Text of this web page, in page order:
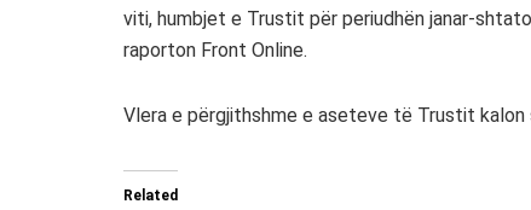
viti, humbjet e Trustit për periudhën janar-
raporton Front Online.
Vlera e përgjithshme e aseteve të Trustit kalon
Related